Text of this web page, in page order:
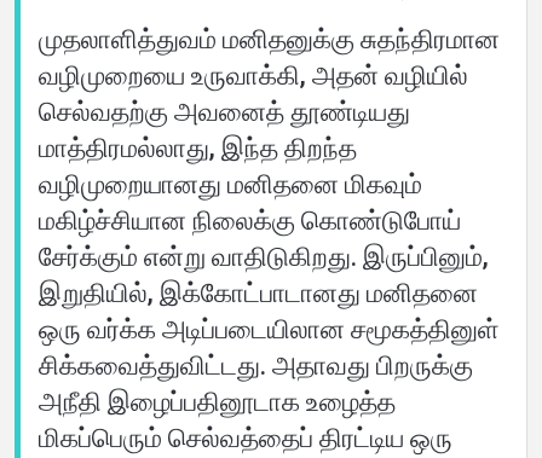
முதலாளித்துவம் மனிதனுக்கு சுதந்திரமான
வழிமுறையை உருவாக்கி, அதன் வழியில்
செல்வதற்கு அவனைத் தூண்டியது
மாத்திரமல்லாது, இந்த திறந்த
வழிமுறையானது மனிதனை மிகவும்
மகிழ்ச்சியான நிலைக்கு கொண்டுபோய்
சேர்க்கும் என்று வாதிடுகிறது. இருப்பினும்,
இறுதியில், இக்கோட்பாடானது மனிதனை
ஒரு வர்க்க அடிப்படையிலான சமூகத்தினுள்
சிக்கவைத்துவிட்டது. அதாவது பிறருக்கு
அநீதி இழைப்பதினூடாக உழைத்த
மிகப்பெரும் செல்வத்தைப் திரட்டிய ஒரு